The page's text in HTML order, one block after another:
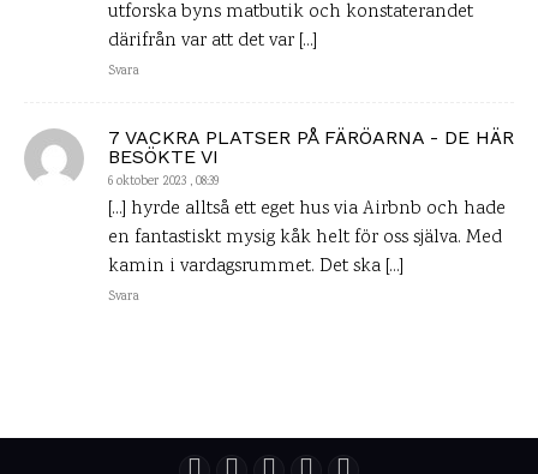
utforska byns matbutik och konstaterandet
därifrån var att det var […]
Svara
7 VACKRA PLATSER PÅ FÄRÖARNA - DE HÄR
BESÖKTE VI
6 oktober 2023 , 08:39
[…] hyrde alltså ett eget hus via Airbnb och hade
en fantastiskt mysig kåk helt för oss själva. Med
kamin i vardagsrummet. Det ska […]
Svara